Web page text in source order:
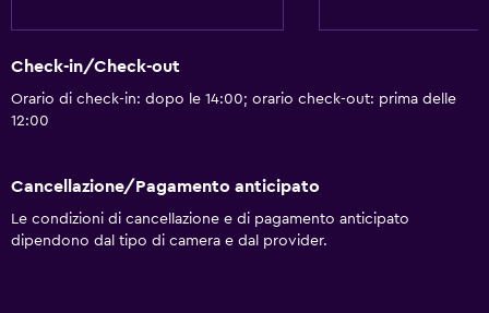
Check-in/Check-out
Orario di check-in: dopo le 14:00; orario check-out: prima delle
12:00
Cancellazione/Pagamento anticipato
Le condizioni di cancellazione e di pagamento anticipato
dipendono dal tipo di camera e dal provider.